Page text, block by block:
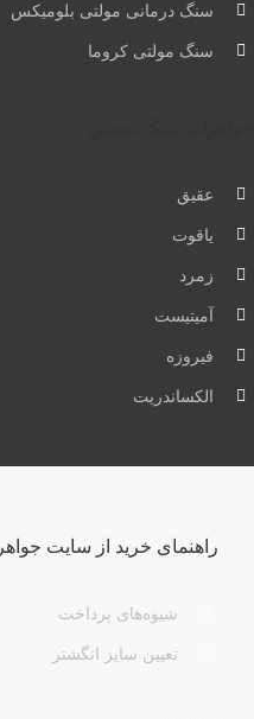
سنگ درمانی مولتی بلومیکس
سنگ مولتی کروما
عقیق
یاقوت
زمرد
آمیتیست
فیروزه
الکساندریت
راهنمای خرید از سایت جواهر
شیوه‌های پرداخت
تعیین سایز انگشتر